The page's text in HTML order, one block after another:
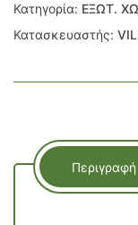
Κατηγορία: ΕΞΩΤ.
Κατασκευαστής:
Περιγραφή